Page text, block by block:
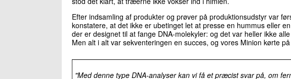
Efter indsamling af produkter og prøver på produktionsudstyr var
konstatere, at det ikke er ubetinget let at presse en hummus eller
der er designet til at fange DNA-molekyler: og det var heller ikke
Men alt i alt var sekventeringen en succes, og vores Minion kørte
"Med denne type DNA-analyser kan vi få et præcist svar på, om